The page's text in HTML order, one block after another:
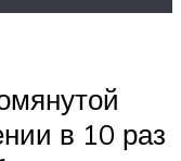
в 10 раз